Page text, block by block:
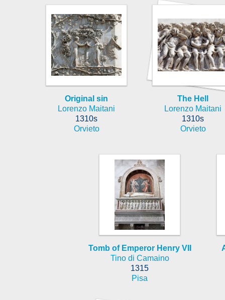
Original sin
Lorenzo Maitani
1310s
Orvieto
The Hell
Lorenzo Maitani
1310s
Orvieto
Tomb of Emperor Henry VII
Tino di Camaino
1315
Pisa